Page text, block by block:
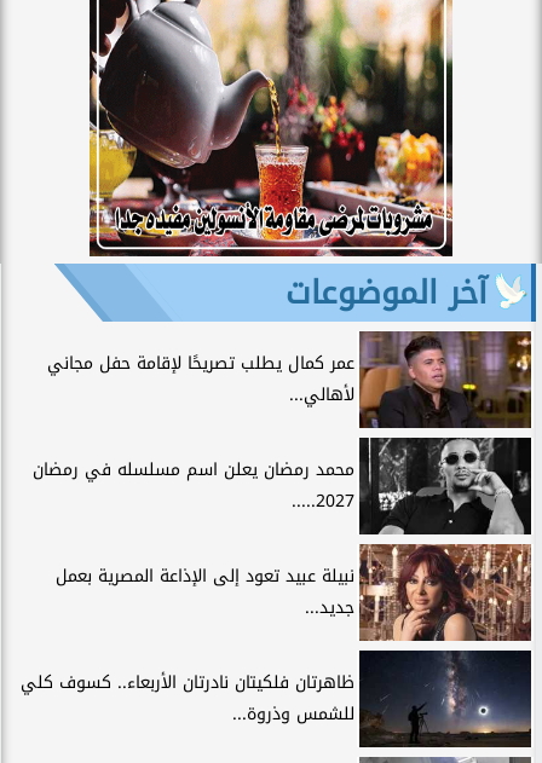
آخر الموضوعات
عمر كمال يطلب تصريحًا لإقامة حفل مجاني
لأهالي...
محمد رمضان يعلن اسم مسلسله في رمضان
2027.....
نبيلة عبيد تعود إلى الإذاعة المصرية بعمل
جديد...
ظاهرتان فلكيتان نادرتان الأربعاء.. كسوف كلي
للشمس وذروة...